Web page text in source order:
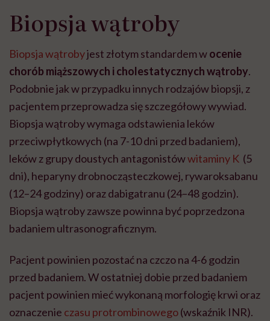
Biopsja wątroby
Biopsja wątrobyjest złotym standardem wocenie
chorób miąższowych i cholestatycznych wątroby.
Podobnie jak w przypadku innych rodzajów biopsji, z
pacjentem przeprowadza się szczegółowy wywiad.
Biopsja wątroby wymaga odstawienia leków
przeciwpłytkowych (na 7-10 dni przed badaniem),
leków z grupy doustych antagonistówwitaminy K (5
dni), heparyny drobnocząsteczkowej, rywaroksabanu
(12–24 godziny) oraz dabigatranu (24–48 godzin).
Biopsja wątroby zawsze powinna być poprzedzona
badaniem ultrasonograficznym.
Pacjent powinien pozostać na czczo na 4-6 godzin
przed badaniem. W ostatniej dobie przed badaniem
pacjent powinien mieć wykonaną morfologię krwi oraz
oznaczenie czasu protrombinowego(wskaźnik INR).